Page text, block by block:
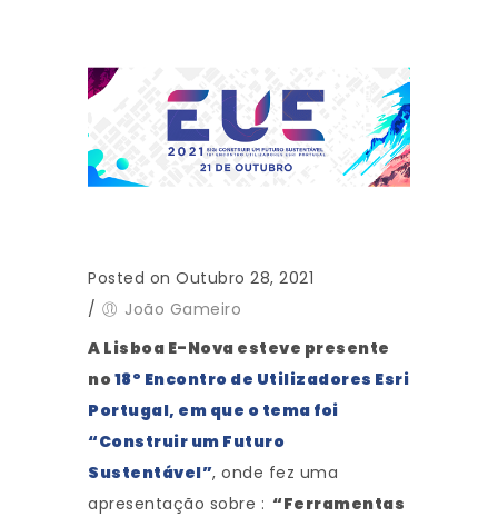
Posted on Outubro 28, 2021
/
João Gameiro
A Lisboa E-Nova esteve presente
no 18º Encontro de Utilizadores Esri
Portugal, em que o tema foi
“Construir um Futuro
Sustentável”, onde fez uma
apresentação sobre : “Ferramentas